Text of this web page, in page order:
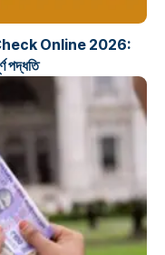
Online 2026:
পদ্ধতি